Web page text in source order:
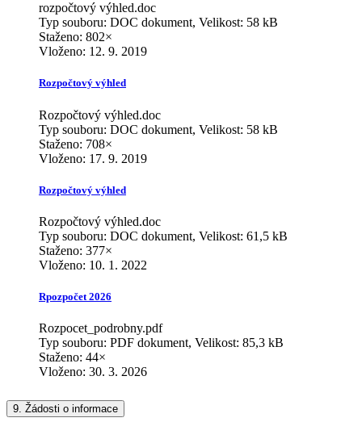
rozpočtový výhled.doc
Typ souboru: DOC dokument, Velikost: 58 kB
Staženo: 802×
Vloženo: 12. 9. 2019
Rozpočtový výhled
Rozpočtový výhled.doc
Typ souboru: DOC dokument, Velikost: 58 kB
Staženo: 708×
Vloženo: 17. 9. 2019
Rozpočtový výhled
Rozpočtový výhled.doc
Typ souboru: DOC dokument, Velikost: 61,5 kB
Staženo: 377×
Vloženo: 10. 1. 2022
Rpozpočet 2026
Rozpocet_podrobny.pdf
Typ souboru: PDF dokument, Velikost: 85,3 kB
Staženo: 44×
Vloženo: 30. 3. 2026
9. Žádosti o informace